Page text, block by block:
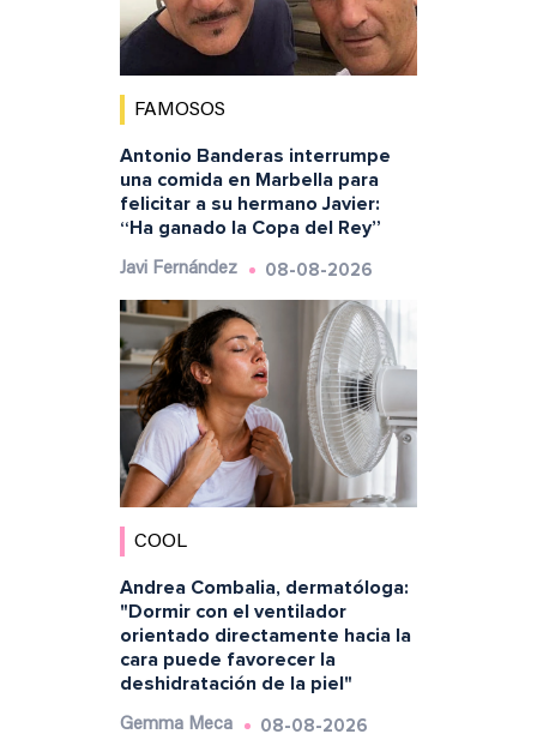
FAMOSOS
Antonio Banderas interrumpe
una comida en Marbella para
felicitar a su hermano Javier:
“Ha ganado la Copa del Rey”
Javi Fernández 08-08-2026
COOL
Andrea Combalia, dermatóloga:
"Dormir con el ventilador
orientado directamente hacia la
cara puede favorecer la
deshidratación de la piel"
Gemma Meca 08-08-2026